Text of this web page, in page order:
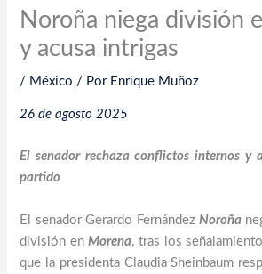
Noroña niega división
y acusa intrigas
/ México / Por Enrique Muñoz
26 de agosto 2025
El senador rechaza conflictos internos y
partido
El senador Gerardo Fernández Noroña
división enMorena, tras los
que la presidenta Claudia Sheinbaum